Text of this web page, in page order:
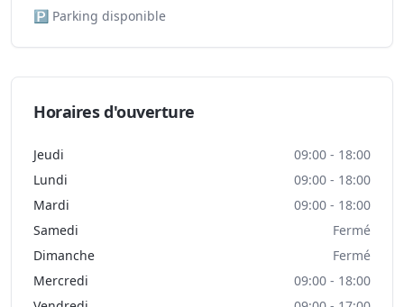
🅿️ Parking disponible
Horaires d'ouverture
Jeudi
09:00 - 18:00
Lundi
09:00 - 18:00
Mardi
09:00 - 18:00
Samedi
Fermé
Dimanche
Fermé
Mercredi
09:00 - 18:00